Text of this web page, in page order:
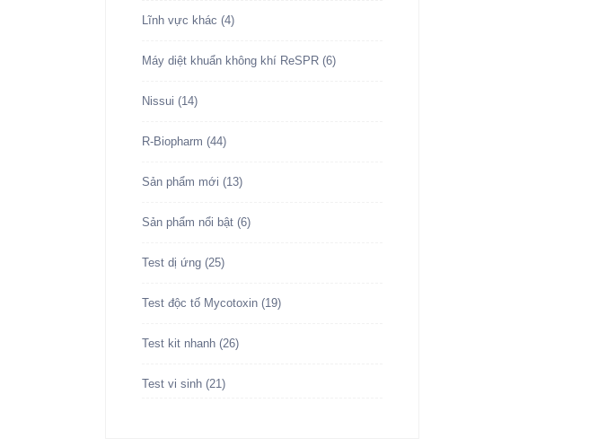
Lĩnh vực khác (4)
Máy diệt khuẩn không khí ReSPR (6)
Nissui (14)
R-Biopharm (44)
Sản phẩm mới (13)
Sản phẩm nổi bật (6)
Test dị ứng (25)
Test độc tố Mycotoxin (19)
Test kit nhanh (26)
Test vi sinh (21)